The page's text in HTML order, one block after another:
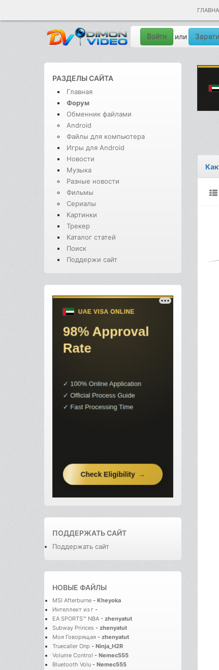
Войти или
РАЗДЕЛЫ САЙТА
Главная
Форум
Обменник файлами
Android
Файлы для компьютера
Игры для Android
Новости
Музыка
Разные новости
Фильмы
Сериалы
Картинки
Трекер
Каталог статей
Поиск
Поддержи сайт
ПОДДЕРЖАТЬ САЙТ
Поддержать сайт
НОВЫЕ ФАЙЛЫ
MSI Afterburne - Kheyoka
Интеллект из г -
EA SPORTS™ NBA - zhenyatut
Subway Princes - zhenyatut
Моя Говорящая - zhenyatut
Truecaller Опр - Ninja_H2R
Volume Control - Nemec555
Bluetooth Volu - Nemec555